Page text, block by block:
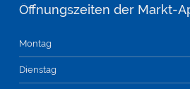
Öffnungszeiten der Markt-
Montag
Dienstag